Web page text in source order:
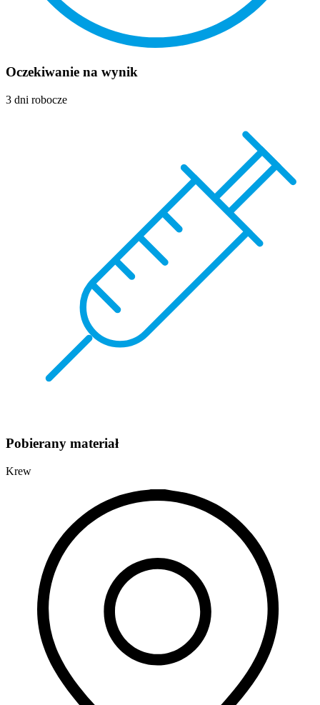
Oczekiwanie na wynik
3 dni robocze
Pobierany materiał
Krew